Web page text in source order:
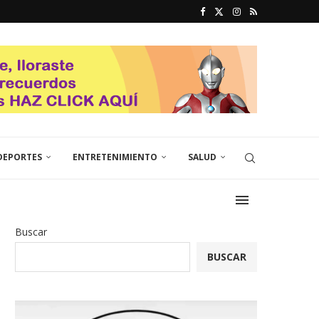
ENTRETENIMIENTO SALUD
Buscar
BUSCAR